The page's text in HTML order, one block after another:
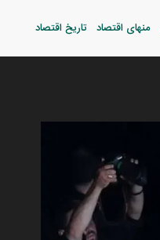
منهای اقتصاد تاریخ اقتصاد